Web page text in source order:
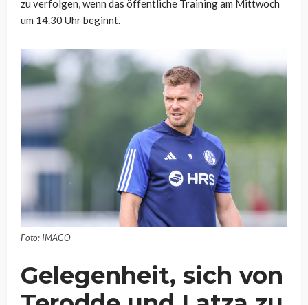
zu verfolgen, wenn das öffentliche Training am Mittwoch
um 14.30 Uhr beginnt.
Foto: IMAGO
Gelegenheit, sich von